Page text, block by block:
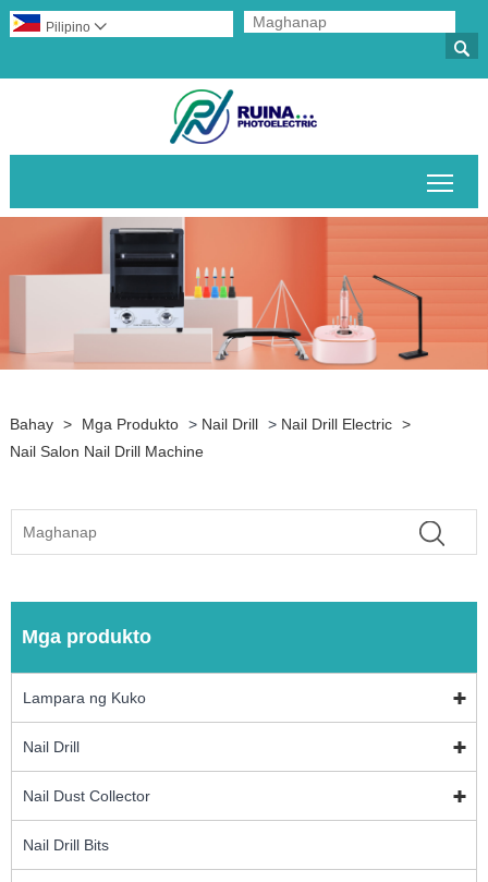

Pilipino 
Bahay > Mga Produkto > Nail Drill > Nail Drill Electric >
Nail Salon Nail Drill Machine
Mga produkto
Lampara ng Kuko
Nail Drill
Nail Dust Collector
Nail Drill Bits